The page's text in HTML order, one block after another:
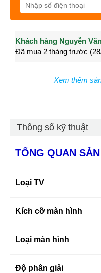
Khách hàng Nguyễn
Đã mua 2 tháng trước
Khách hàng Nguyễn
Đã mua 3 tháng trước
Xem thêm
Thông số kỹ thuật
TỔNG QUAN
Loại TV
Kích cỡ màn hình
Loại màn hình
Độ phân giải